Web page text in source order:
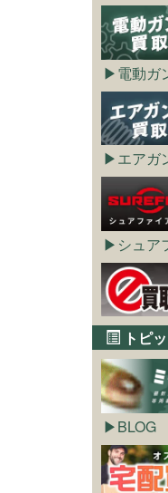
電動ガ
エアガ
シュア
トピ
BLOG